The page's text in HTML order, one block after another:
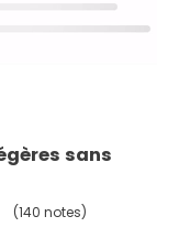
sans
(140 notes)